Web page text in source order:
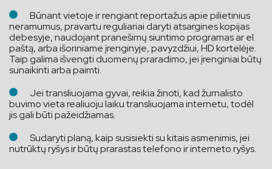
Būnant vietoje ir rengiant reportažus apie pilietinius
neramumus, pravartu reguliariai daryti atsargines kopijas
debesyje, naudojant pranešimų siuntimo programas ar el.
paštą, arba išoriniame įrenginyje, pavyzdžiui, HD kortelėje.
Taip galima išvengti duomenų praradimo, jei įrenginiai būtų
sunaikinti arba paimti.
Jei transliuojama gyvai, reikia žinoti, kad žurnalisto
buvimo vieta realiuoju laiku transliuojama internetu, todėl
jis gali būti pažeidžiamas.
Sudaryti planą, kaip susisiekti su kitais asmenimis, jei
nutrūktų ryšys ir būtų prarastas telefono ir interneto ryšys.